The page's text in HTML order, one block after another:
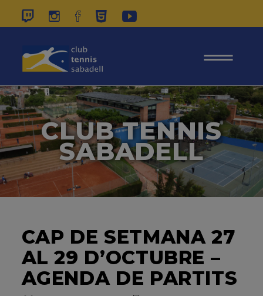
CLUB TENNIS
SABADELL
CAP DE SETMANA 27
AL 29 D’OCTUBRE –
AGENDA DE PARTITS